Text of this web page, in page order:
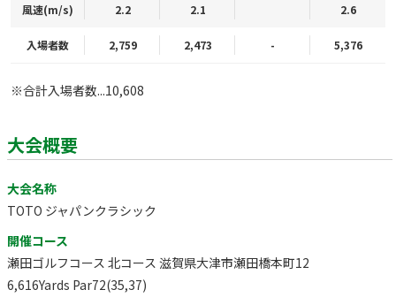
風速(m/s) 2.2 2.1 2.6
入場者数 2,759 2,473 - 5,376
※合計入場者数...10,608
大会概要
大会名称
TOTO ジャパンクラシック
開催コース
瀬田ゴルフコース 北コース 滋賀県大津市瀬田橋本町12
6,616Yards Par72(35,37)